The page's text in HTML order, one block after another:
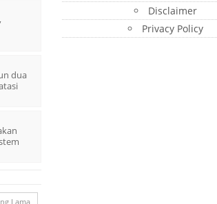
dua
Lama
Disclaimer
Privacy Policy